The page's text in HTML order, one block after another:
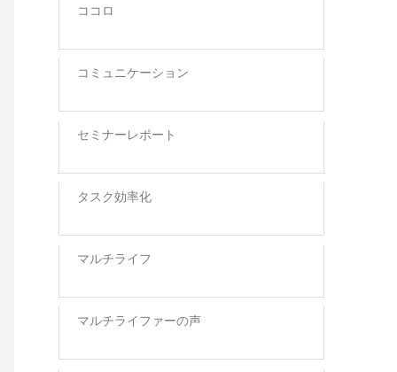
ココロ
コミュニケーション
セミナーレポート
タスク効率化
マルチライフ
マルチライファーの声